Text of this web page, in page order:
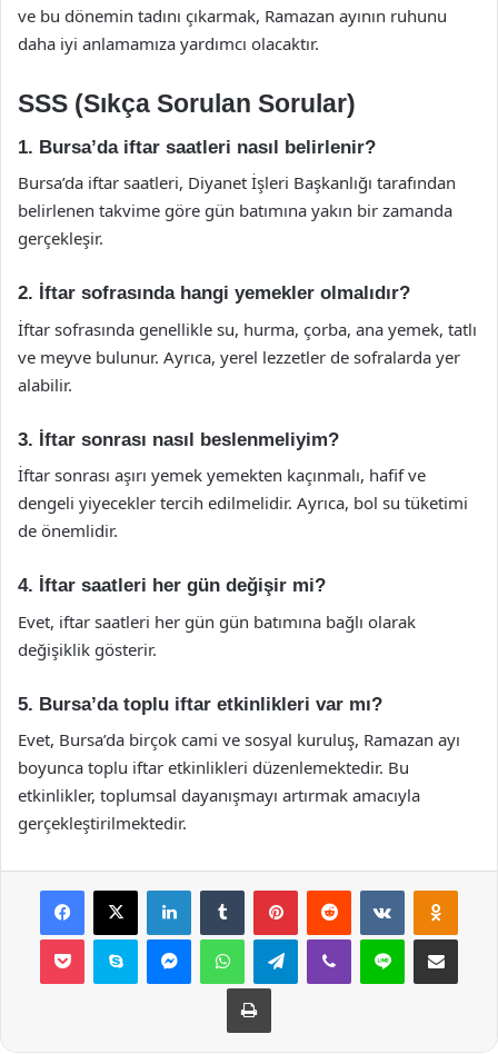
ve bu dönemin tadını çıkarmak, Ramazan ayının ruhunu
daha iyi anlamamıza yardımcı olacaktır.
SSS (Sıkça Sorulan Sorular)
1. Bursa’da iftar saatleri nasıl belirlenir?
Bursa’da iftar saatleri, Diyanet İşleri Başkanlığı tarafından
belirlenen takvime göre gün batımına yakın bir zamanda
gerçekleşir.
2. İftar sofrasında hangi yemekler olmalıdır?
İftar sofrasında genellikle su, hurma, çorba, ana yemek, tatlı
ve meyve bulunur. Ayrıca, yerel lezzetler de sofralarda yer
alabilir.
3. İftar sonrası nasıl beslenmeliyim?
İftar sonrası aşırı yemek yemekten kaçınmalı, hafif ve
dengeli yiyecekler tercih edilmelidir. Ayrıca, bol su tüketimi
de önemlidir.
4. İftar saatleri her gün değişir mi?
Evet, iftar saatleri her gün gün batımına bağlı olarak
değişiklik gösterir.
5. Bursa’da toplu iftar etkinlikleri var mı?
Evet, Bursa’da birçok cami ve sosyal kuruluş, Ramazan ayı
boyunca toplu iftar etkinlikleri düzenlemektedir. Bu
etkinlikler, toplumsal dayanışmayı artırmak amacıyla
gerçekleştirilmektedir.
Facebook
X LinkedInTumblr PinterestReddit VKontakte
Pocket Skype MessengerWhatsAppTelegramViber Line E-Posta ile
Yazdır